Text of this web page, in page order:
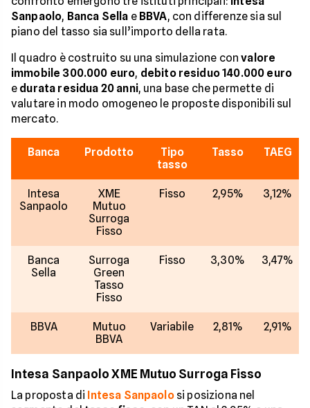
Sanpaolo, Banca Sella e BBVA, con differenze sia sul
piano del tasso sia sull’importo della rata.
Il quadro è costruito su una simulazione convalore
immobile 300.000 euro, debito residuo 140.000 euro
e durata residua 20 anni, una base che permette di
valutare in modo omogeneo le proposte disponibili sul
mercato.
Banca Prodotto
Tipo
tasso
Tasso TAEG
Intesa
Sanpaolo
XME
Mutuo
Surroga
Fisso
Fisso 2,95% 3,12%
Banca
Sella
Surroga
Green
Tasso
Fisso
Fisso 3,30% 3,47%
BBVA
Mutuo
BBVA
Variabile 2,81% 2,91%
Intesa Sanpaolo XME Mutuo Surroga Fisso
La proposta di Intesa Sanpaolosi posiziona nel